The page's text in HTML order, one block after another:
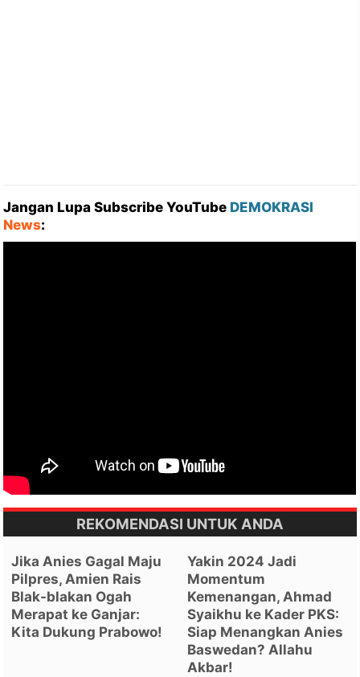
Jangan Lupa Subscribe YouTube DEMOKRASI
News:
REKOMENDASI UNTUK ANDA
Jika Anies Gagal Maju
Pilpres, Amien Rais
Blak-blakan Ogah
Merapat ke Ganjar:
Kita Dukung Prabowo!
Yakin 2024 Jadi
Momentum
Kemenangan, Ahmad
Syaikhu ke Kader PKS:
Siap Menangkan Anies
Baswedan? Allahu
Akbar!